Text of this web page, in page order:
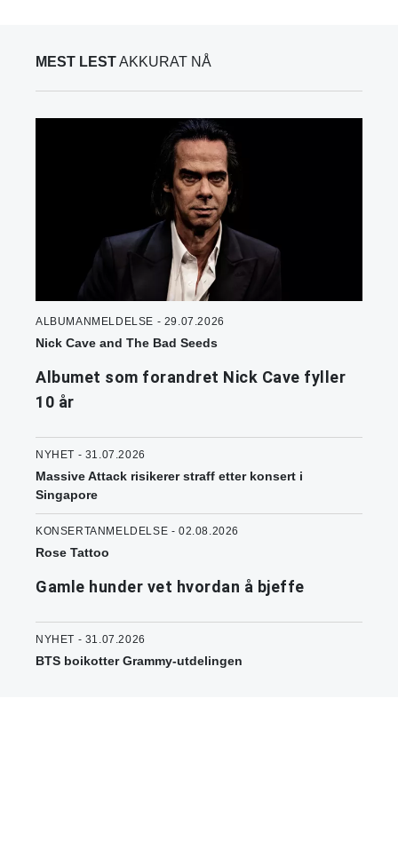
MEST LESTAKKURAT NÅ
ALBUMANMELDELSE - 29.07.2026
Nick Cave and The Bad Seeds
Albumet som forandret Nick Cave fyller
10 år
NYHET - 31.07.2026
Massive Attack risikerer straff etter konsert i
Singapore
KONSERTANMELDELSE - 02.08.2026
Rose Tattoo
Gamle hunder vet hvordan å bjeffe
NYHET - 31.07.2026
BTS boikotter Grammy-utdelingen